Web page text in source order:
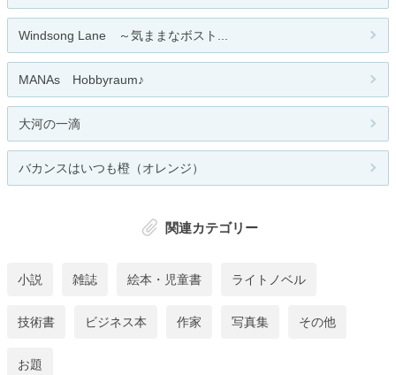
Windsong Lane ～気ままなボスト...
MANAs Hobbyraum♪
大河の一滴
バカンスはいつも橙（オレンジ）
関連カテゴリー
小説 雑誌 絵本・児童書 ライトノベル
技術書 ビジネス本 作家 写真集 その他
お題